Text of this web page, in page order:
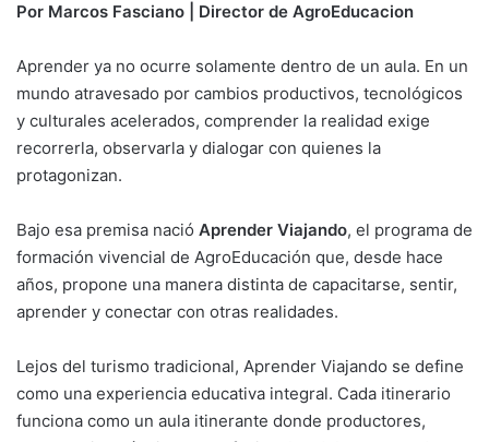
Por Marcos Fasciano | Director de AgroEducacion
Aprender ya no ocurre solamente dentro de un aula. En un
mundo atravesado por cambios productivos, tecnológicos
y culturales acelerados, comprender la realidad exige
recorrerla, observarla y dialogar con quienes la
protagonizan.
Bajo esa premisa nació Aprender Viajando, el programa de
formación vivencial de AgroEducación que, desde hace
años, propone una manera distinta de capacitarse, sentir,
aprender y conectar con otras realidades.
Lejos del turismo tradicional, Aprender Viajando se define
como una experiencia educativa integral. Cada itinerario
funciona como un aula itinerante donde productores,